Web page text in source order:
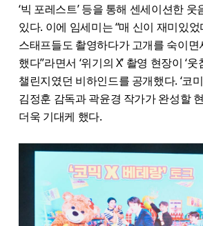
‘빅 포레스트’ 등을 통해 센세이션한
있다. 이에 임세미는 “매 신이 재미있
스태프들도 촬영하다가 고개를 숙이
했다”라면서 ‘위기의 X’ 촬영 현장이 ‘웃
챌린지였던 비하인드를 공개했다. ‘코
김정훈 감독과 곽윤경 작가가 완성할
더욱 기대케 했다.